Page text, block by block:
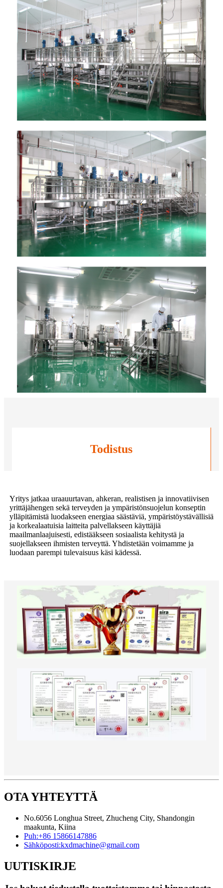
Todistus
Yritys jatkaa uraauurtavan, ahkeran, realistisen ja innovatiivisen
yrittäjähengen sekä terveyden ja ympäristönsuojelun konseptin
ylläpitämistä luodakseen energiaa säästäviä, ympäristöystävällisiä
ja korkealaatuisia laitteita palvellakseen käyttäjiä
maailmanlaajuisesti, edistääkseen sosiaalista kehitystä ja
suojellakseen ihmisten terveyttä. Yhdistetään voimamme ja
luodaan parempi tulevaisuus käsi kädessä.
OTA YHTEYTTÄ
No.6056 Longhua Street, Zhucheng City, Shandongin
maakunta, Kiina
Puh:+86 15866147886
Sähköposti:kxdmachine@gmail.com
UUTISKIRJE